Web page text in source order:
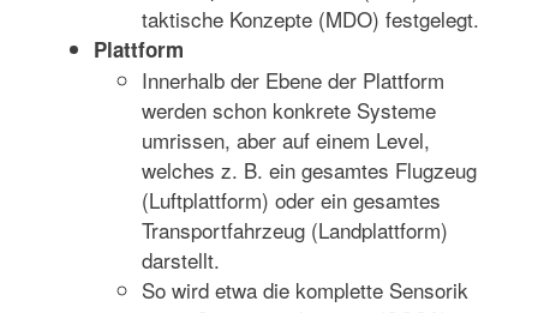
taktische Konzepte (MDO) festgelegt.
Plattform
Innerhalb der Ebene der Plattform
werden schon konkrete Systeme
umrissen, aber auf einem Level,
welches z. B. ein gesamtes Flugzeug
(Luftplattform) oder ein gesamtes
Transportfahrzeug (Landplattform)
darstellt.
So wird etwa die komplette Sensorik